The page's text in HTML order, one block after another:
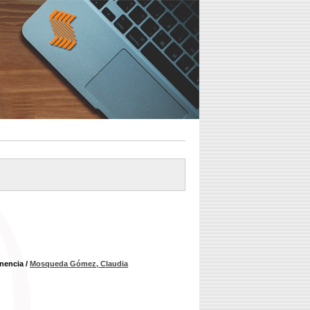
/ Mosqueda Gómez, Claudia